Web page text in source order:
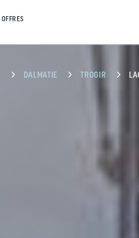
OFFRES
DALMATIE TROGIR